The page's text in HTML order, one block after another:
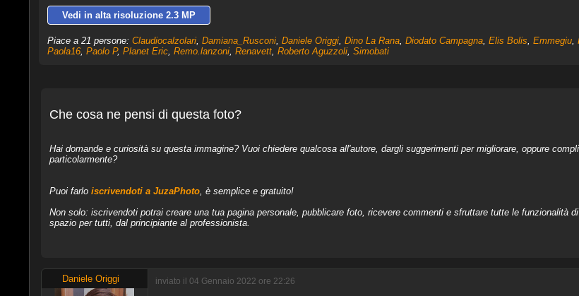
Vedi in alta risoluzione 2.3 MP
Piace a 21 persone: Claudiocalzolari, Damiana_Rusconi, Daniele Origgi, Dino La Rana, Diodato Campagna, Elis Bolis, Emmegiu,
Paola16, Paolo P, Planet Eric, Remo.lanzoni, Renavett, Roberto Aguzzoli, Simobati
Che cosa ne pensi di questa foto?
Hai domande e curiosità su questa immagine? Vuoi chiedere qualcosa all'autore, dargli suggerimenti per migliorare, oppure
particolarmente?
Puoi farlo iscrivendoti a JuzaPhoto, è semplice e gratuito!
Non solo: iscrivendoti potrai creare una tua pagina personale, pubblicare foto, ricevere commenti e sfruttare tutte le funzionalità
spazio per tutti, dal principiante al professionista.
Daniele Origgi inviato il 04 Gennaio 2022 ore 22:26